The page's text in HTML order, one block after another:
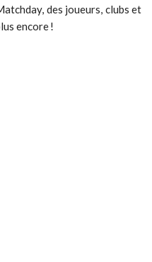
des joueurs, clubs et
encore !